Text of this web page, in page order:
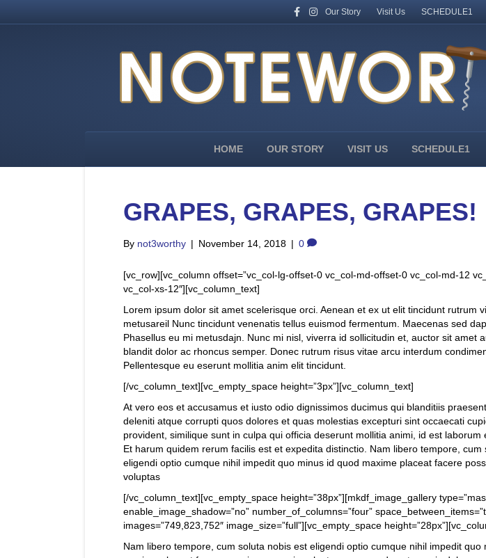
c
o
o
k
s
g
a
m
Our Story Visit Us SCHEDULE1
HOME OUR STORY VISIT US SCHEDULE1
GRAPES, GRAPES, GRAPES!
By not3worthy | November 14, 2018 | 0
[vc_row][vc_column offset=”vc_col-lg-offset-0 vc_col-md-offset-0 vc_col-md-12
vc_col-xs-12″][vc_column_text]
Lorem ipsum dolor sit amet scelerisque orci. Aenean et ex ut elit tincidunt rutrum
metusareil Nunc tincidunt venenatis tellus euismod fermentum. Maecenas sed
Phasellus eu mi metusdajn. Nunc mi nisl, viverra id sollicitudin et, auctor sit amet
blandit dolor ac rhoncus semper. Donec rutrum risus vitae arcu interdum
Pellentesque eu eserunt mollitia anim elit tincidunt.
[/vc_column_text][vc_empty_space height=”3px”][vc_column_text]
At vero eos et accusamus et iusto odio dignissimos ducimus qui blanditiis
deleniti atque corrupti quos dolores et quas molestias excepturi sint occaecati
provident, similique sunt in culpa qui officia deserunt mollitia animi, id est laborum
Et harum quidem rerum facilis est et expedita distinctio. Nam libero tempore, cum
eligendi optio cumque nihil impedit quo minus id quod maxime placeat facere
voluptas
[/vc_column_text][vc_empty_space height=”38px”][mkdf_image_gallery
enable_image_shadow=”no” number_of_columns=”four”
images=”749,823,752″ image_size=”full”][vc_empty_space
Nam libero tempore, cum soluta nobis est eligendi optio cumque nihil impedit quo